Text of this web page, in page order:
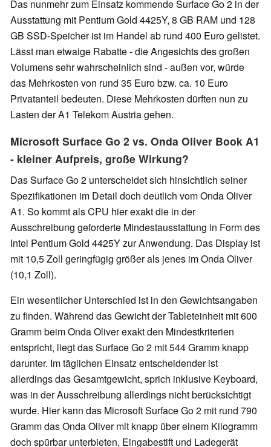
Das nunmehr zum Einsatz kommende Surface Go 2 in der
Ausstattung mit Pentium Gold 4425Y, 8 GB RAM und 128
GB SSD-Speicher ist im Handel ab rund 400 Euro gelistet.
Lässt man etwaige Rabatte - die Angesichts des großen
Volumens sehr wahrscheinlich sind - außen vor, würde
das Mehrkosten von rund 35 Euro bzw. ca. 10 Euro
Privatanteil bedeuten. Diese Mehrkosten dürften nun zu
Lasten der A1 Telekom Austria gehen.
Microsoft Surface Go 2 vs. Onda Oliver Book A1
- kleiner Aufpreis, große Wirkung?
Das Surface Go 2 unterscheidet sich hinsichtlich seiner
Spezifikationen im Detail doch deutlich vom Onda Oliver
A1. So kommt als CPU hier exakt die in der
Ausschreibung geforderte Mindestausstattung in Form des
Intel Pentium Gold 4425Y zur Anwendung. Das Display ist
mit 10,5 Zoll geringfügig größer als jenes im Onda Oliver
(10,1 Zoll).
Ein wesentlicher Unterschied ist in den Gewichtsangaben
zu finden. Während das Gewicht der Tableteinheit mit 600
Gramm beim Onda Oliver exakt den Mindestkriterien
entspricht, liegt das Surface Go 2 mit 544 Gramm knapp
darunter. Im täglichen Einsatz entscheidender ist
allerdings das Gesamtgewicht, sprich inklusive Keyboard,
was in der Ausschreibung allerdings nicht berücksichtigt
wurde. Hier kann das Microsoft Surface Go 2 mit rund 790
Gramm das Onda Oliver mit knapp über einem Kilogramm
doch spürbar unterbieten, Eingabestift und Ladegerät